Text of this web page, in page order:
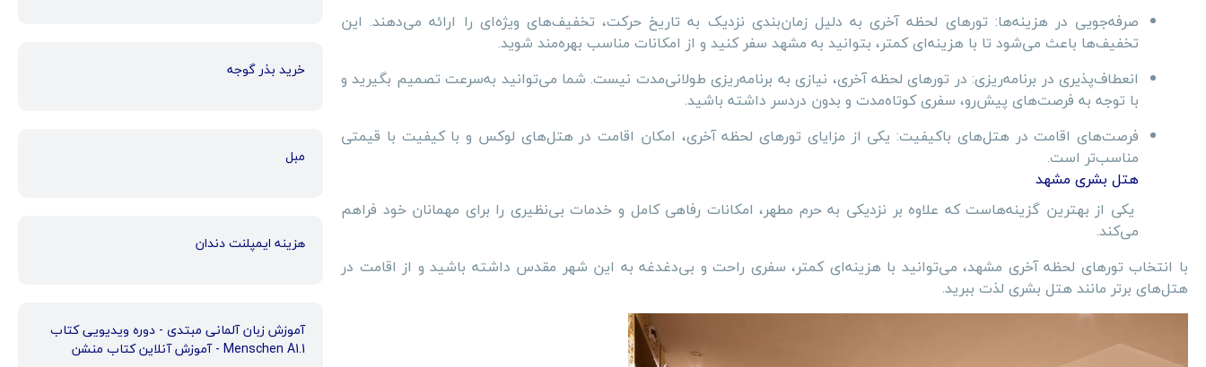
صرفه‌جویی در هزینه‌ها: تورهای لحظه آخری به دلیل زمان‌بندی نزدیک به تاریخ حرکت، تخفیف‌های ویژه‌ای را ارائه می‌دهند. این
تخفیف‌ها باعث می‌شود تا با هزینه‌ای کمتر، بتوانید به مشهد سفر کنید و از امکانات مناسب بهره‌مند شوید.
انعطاف‌پذیری در برنامه‌ریزی: در تورهای لحظه آخری، نیازی به برنامه‌ریزی طولانی‌مدت نیست. شما می‌توانید به‌سرعت تصمیم بگیرید و
با توجه به فرصت‌های پیش‌رو، سفری کوتاه‌مدت و بدون دردسر داشته باشید.
فرصت‌های اقامت در هتل‌های باکیفیت: یکی از مزایای تورهای لحظه آخری، امکان اقامت در هتل‌های لوکس و با کیفیت با قیمتی
مناسب‌تر است.
هتل بشری مشهد
یکی از بهترین گزینه‌هاست که علاوه بر نزدیکی به حرم مطهر، امکانات رفاهی کامل و خدمات بی‌نظیری را برای مهمانان خود فراهم
می‌کند.
با انتخاب تورهای لحظه آخری مشهد، می‌توانید با هزینه‌ای کمتر، سفری راحت و بی‌دغدغه به این شهر مقدس داشته باشید و از اقامت در
هتل‌های برتر مانند هتل بشری لذت ببرید.
خرید بذر گوجه
مبل
هزینه ایمپلنت دندان
آموزش زبان آلمانی مبتدی - دوره ویدیویی کتاب
Menschen A1.1 - آموزش آنلاین کتاب منشن